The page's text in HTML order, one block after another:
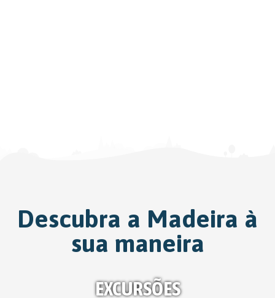
MELHORES
SPOTS DA
Explore os principais locais, incluindo
Descubra a Madeira à
sua maneira
EXCURSÕES